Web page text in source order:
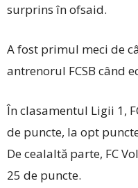
surprins în ofsaid.
A fost primul meci de
antrenorul FCSB când
În clasamentul Ligii 1,
de puncte, la opt
De cealaltă parte, FC
25 de puncte.